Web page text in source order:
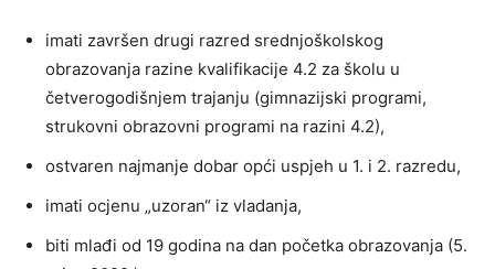
imati završen drugi razred srednjoškolskog
obrazovanja razine kvalifikacije 4.2 za školu u
četverogodišnjem trajanju (gimnazijski programi,
strukovni obrazovni programi na razini 4.2),
ostvaren najmanje dobar opći uspjeh u 1. i 2. razredu,
imati ocjenu „uzoran“ iz vladanja,
biti mlađi od 19 godina na dan početka obrazovanja (5.